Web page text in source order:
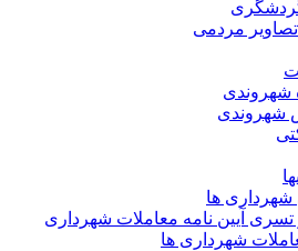
مردمی
شهروندی
شهروندی
شهرداری ها
تسری آیین نامه معاملات شهرداری
شهرداری ها